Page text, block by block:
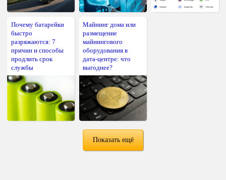
Почему батарейки
быстро
разряжаются: 7
причин и способы
продлить срок
службы
Майнинг дома или
размещение
майнингового
оборудования в
дата-центре: что
выгоднее?
Показать ещё